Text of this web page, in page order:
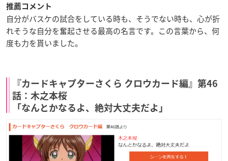
推薦コメント
自分がバスケの試合をしている時も、そうでない時も、心が折
れそうな自分を奮起させる最高の名言です。この言葉から、何
度も力を貰いました。
『カードキャプターさくら クロウカード編』第46
話：木之本桜
「なんとかなるよ、絶対大丈夫だよ」